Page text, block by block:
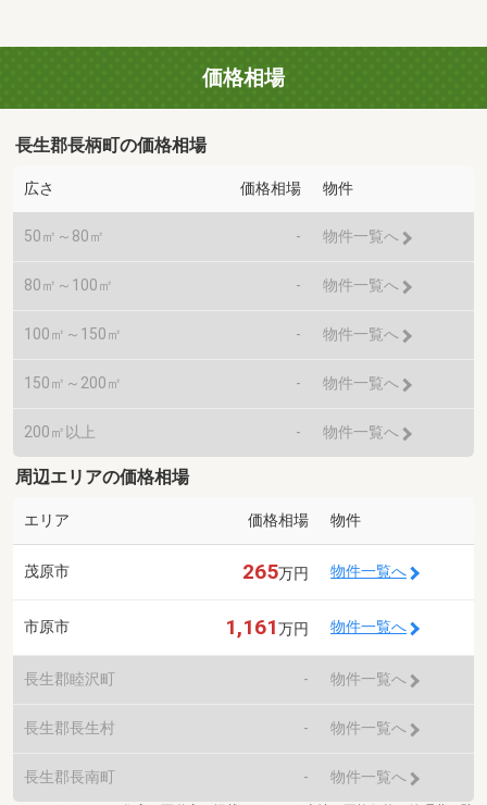
価格相場
長生郡長柄町の価格相場
広さ 価格相場 物件
50㎡～80㎡ - 物件一覧へ
80㎡～100㎡ - 物件一覧へ
100㎡～150㎡ - 物件一覧へ
150㎡～200㎡ - 物件一覧へ
200㎡以上 - 物件一覧へ
周辺エリアの価格相場
エリア 価格相場 物件
茂原市 265万円 物件一覧へ
市原市 1,161万円 物件一覧へ
長生郡睦沢町 - 物件一覧へ
長生郡長生村 - 物件一覧へ
長生郡長南町 - 物件一覧へ